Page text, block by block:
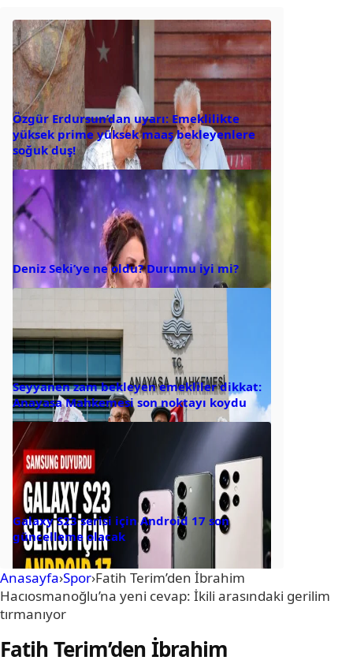
Özgür Erdursun’dan uyarı: Emeklilikte
yüksek prime yüksek maaş bekleyenlere
soğuk duş!
Deniz Seki’ye ne oldu? Durumu iyi mi?
Seyyanen zam bekleyen emekliler dikkat:
Anayasa Mahkemesi son noktayı koydu
Galaxy S23 serisi için Android 17 son
güncelleme olacak
Anasayfa›Spor›Fatih Terim’den İbrahim
Hacıosmanoğlu’na yeni cevap: İkili arasındaki gerilim
tırmanıyor
Fatih Terim’den İbrahim